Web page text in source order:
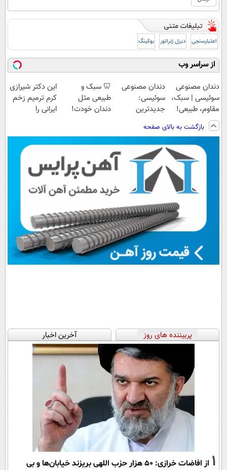
اعتبارسنجی دیزل ژنراتور بوکینگ
از سراسر وب
دندان مصنوعی
سوئیسی | سبک،
مقاوم، طبیعی!
ویزیت
رایگان+پرداخت
اقساطی😍
دندان مصنوعی
سوئیسی:
جدیدترین
سبک و مقاوم |
پرداخت قسطی
🦷 سبک و
طبیعی مثل
دندان خودت!
💳 📍 تهران
این دکتر شیرازی
کرم ترمیم زخم
ایرانی را
بازگشت به بالای صفحه
پربیننده های روز آخرین اخبار
1
از افاضات خرازی: ۵۰ هزار حزب اللهی بریزند خیابان‌ها و بی